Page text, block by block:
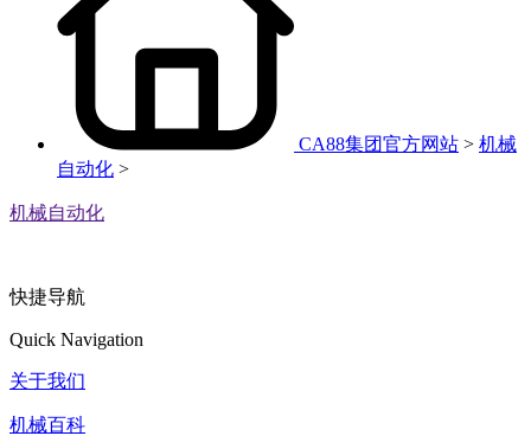
CA88集团官方网站 > 机械
自动化 >
机械自动化
快捷导航
Quick Navigation
关于我们
机械百科